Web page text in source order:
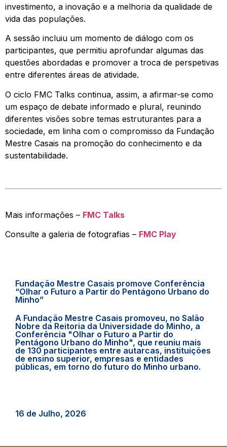
investimento, a inovação e a melhoria da qualidade de
vida das populações.
A sessão incluiu um momento de diálogo com os
participantes, que permitiu aprofundar algumas das
questões abordadas e promover a troca de perspetivas
entre diferentes áreas de atividade.
O ciclo FMC Talks continua, assim, a afirmar-se como
um espaço de debate informado e plural, reunindo
diferentes visões sobre temas estruturantes para a
sociedade, em linha com o compromisso da Fundação
Mestre Casais na promoção do conhecimento e da
sustentabilidade.
Mais informações – FMC Talks
Consulte a galeria de fotografias – FMC Play
Fundação Mestre Casais promove Conferência
“Olhar o Futuro a Partir do Pentágono Urbano do
Minho”
A Fundação Mestre Casais promoveu, no Salão
Nobre da Reitoria da Universidade do Minho, a
Conferência "Olhar o Futuro a Partir do
Pentágono Urbano do Minho", que reuniu mais
de 130 participantes entre autarcas, instituições
de ensino superior, empresas e entidades
públicas, em torno do futuro do Minho urbano.
16 de Julho, 2026